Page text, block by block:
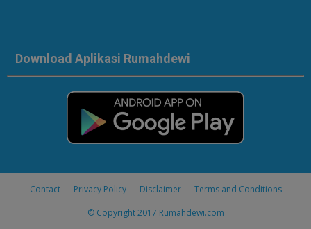
Download Aplikasi Rumahdewi
Contact Privacy Policy Disclaimer
Terms and Conditions
© Copyright 2017 Rumahdewi.com